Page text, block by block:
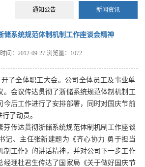
通知公告 新闻资讯
储系统规范体制机制工作座谈会精神
间：2012-09-27 浏览量：1072
了全体职工大会。公司全体员工及事业单
。会议传达贯彻了浙储系统规范体制机制工
今后工作进行了安排部署，同时对国庆节前
了动员。
芬传达贯彻浙储系统规范体制机制工作座谈
记、主任张新建题为《齐心协力 勇于担当
制工作》的讲话精神，并对公司下一步工作
经理杜君生传达了国家局《关于做好国庆节